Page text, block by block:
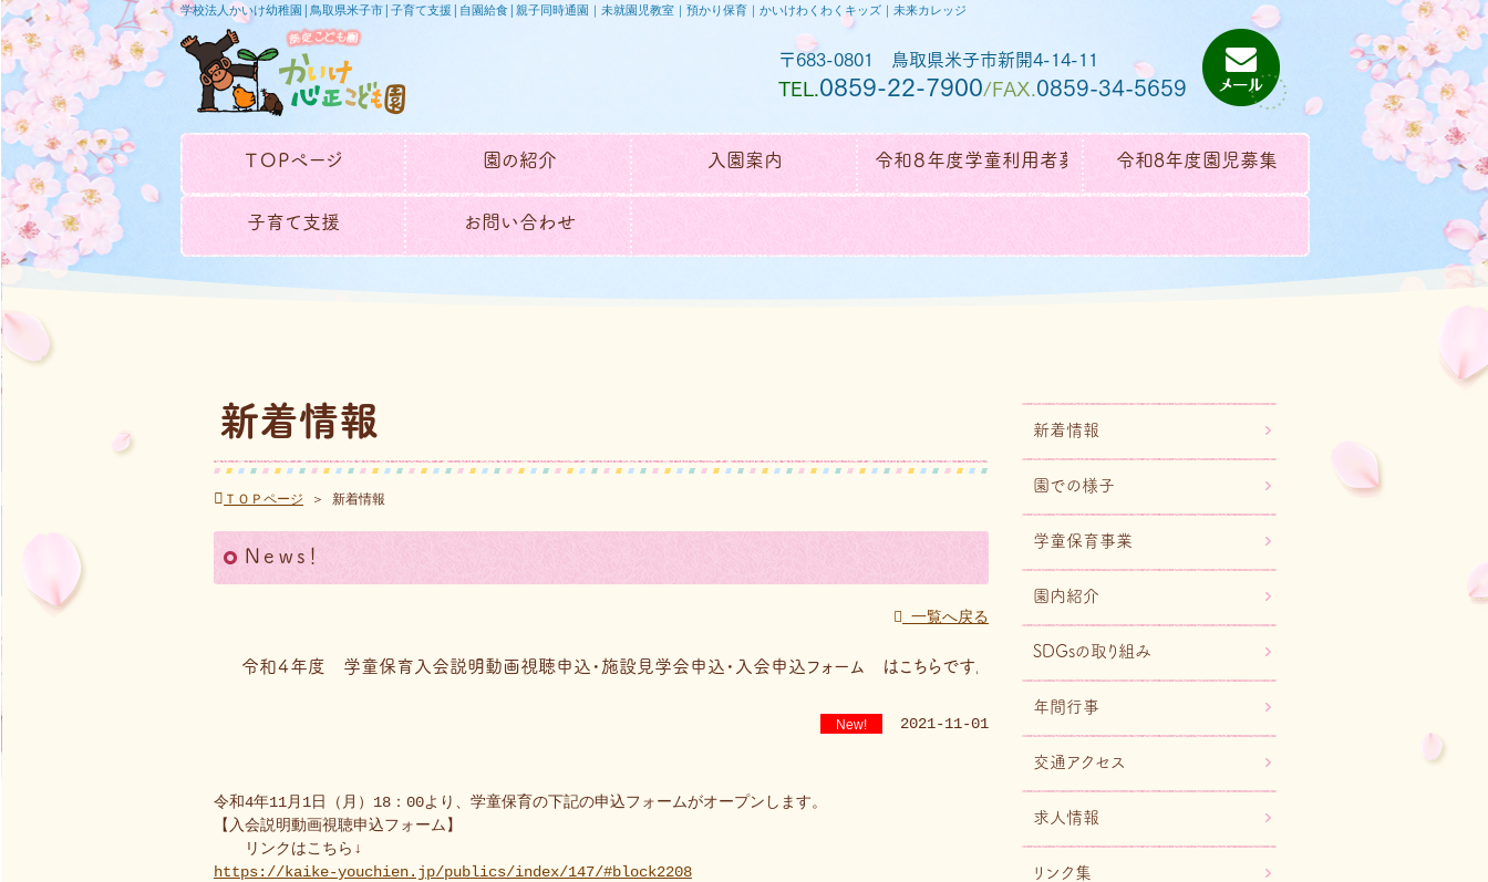
学校法人かいけ幼稚園│鳥取県米子市│子育て支援│自園給食│親子同時通園｜未就園児教室｜預かり保育｜かいけわくわくキッズ｜未来カレッジ
〒683-0801 鳥取県米子市新開4-14-11
TEL. 0859-22-7900/FAX. 0859-34-5659
ＴＯＰページ 園の紹介 入園案内 令和８年度学童利用者募集 令和8年度園児募集
子育て支援 お問い合わせ
新着情報
ＴＯＰページ ＞ 新着情報
Ｎｅｗｓ！
一覧へ戻る
令和４年度 学童保育入会説明動画視聴申込・施設見学会申込・入会申込フォーム はこちらです。
2021-11-01
New!
令和4年11月1日（月）18：00より、学童保育の下記の申込フォームがオープンします。
【入会説明動画視聴申込フォーム】
リンクはこちら↓
https://kaike-youchien.jp/publics/index/147/#block2208
新着情報
園での様子
学童保育事業
園内紹介
SDGsの取り組み
年間行事
交通アクセス
求人情報
リンク集